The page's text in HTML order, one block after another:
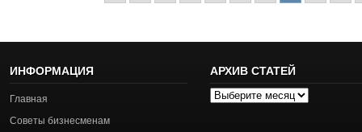
ИНФОРМАЦИЯ
Главная
Советы бизнесменам
АРХИВ СТАТЕЙ
Архив